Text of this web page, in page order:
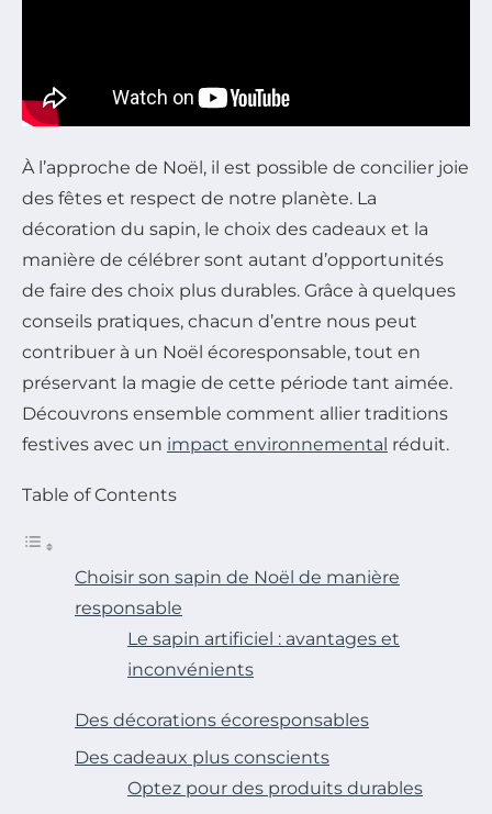
À l’approche de Noël, il est possible de concilier joie
des fêtes et respect de notre planète. La
décoration du sapin, le choix des cadeaux et la
manière de célébrer sont autant d’opportunités
de faire des choix plus durables. Grâce à quelques
conseils pratiques, chacun d’entre nous peut
contribuer à un Noël écoresponsable, tout en
préservant la magie de cette période tant aimée.
Découvrons ensemble comment allier traditions
festives avec un impact environnemental réduit.
Table of Contents
Choisir son sapin de Noël de manière
responsable
Le sapin artificiel : avantages et
inconvénients
Des décorations écoresponsables
Des cadeaux plus conscients
Optez pour des produits durables